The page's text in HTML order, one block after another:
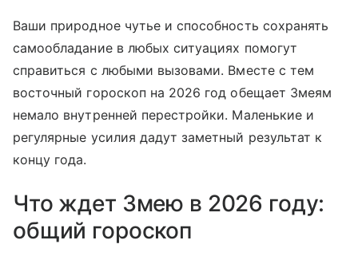
Ваши природное чутье и способность сохранять
самообладание в любых ситуациях помогут
справиться с любыми вызовами. Вместе с тем
восточный гороскоп на 2026 год обещает Змеям
немало внутренней перестройки. Маленькие и
регулярные усилия дадут заметный результат к
концу года.
Что ждет Змею в 2026 году:
общий гороскоп